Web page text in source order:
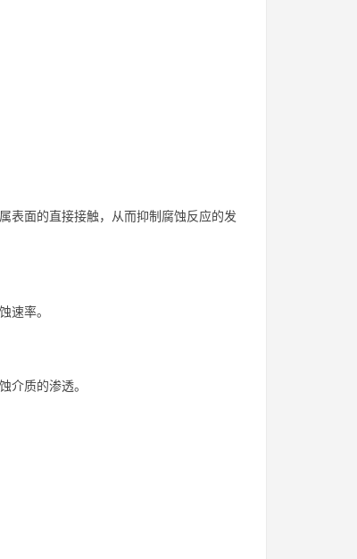
表面的直接接触，从而抑制腐蚀反应的发
速率。
介质的渗透。